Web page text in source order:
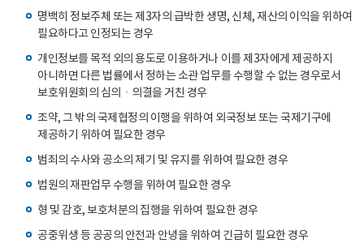
명백히 정보주체 또는 제3자의 급박한 생명, 신체, 재산의 이익을 위하여
필요하다고 인정되는 경우
개인정보를 목적 외의 용도로 이용하거나 이를 제3자에게 제공하지
아니하면 다른 법률에서 정하는 소관 업무를 수행할 수 없는 경우로서
보호위원회의 심의ㆍ의결을 거친 경우
조약, 그 밖의 국제협정의 이행을 위하여 외국정보 또는 국제기구에
제공하기 위하여 필요한 경우
범죄의 수사와 공소의 제기 및 유지를 위하여 필요한 경우
법원의 재판업무 수행을 위하여 필요한 경우
형 및 감호, 보호처분의 집행을 위하여 필요한 경우
공중위생 등 공공의 안전과 안녕을 위하여 긴급히 필요한 경우